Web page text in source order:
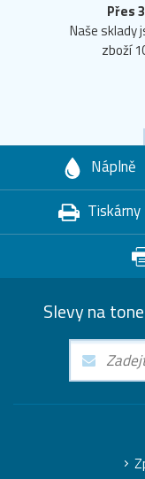
Přes
Naše sklady
zboží
Náplně
Tiskárny
Slevy na